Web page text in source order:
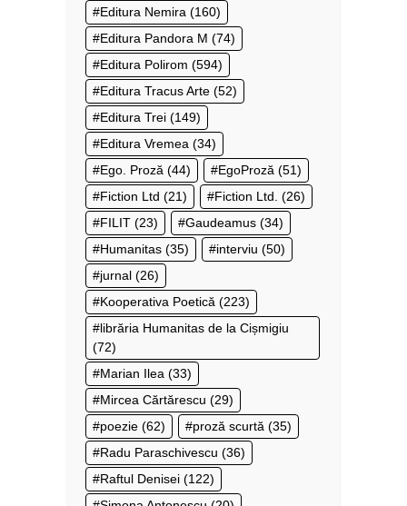
Editura Nemira (160)
Editura Pandora M (74)
Editura Polirom (594)
Editura Tracus Arte (52)
Editura Trei (149)
Editura Vremea (34)
Ego. Proză (44) EgoProză (51)
Fiction Ltd (21) Fiction Ltd. (26)
FILIT (23) Gaudeamus (34)
Humanitas (35) interviu (50)
jurnal (26)
Kooperativa Poetică (223)
librăria Humanitas de la Cișmigiu
(72)
Marian Ilea (33)
Mircea Cărtărescu (29)
poezie (62) proză scurtă (35)
Radu Paraschivescu (36)
Raftul Denisei (122)